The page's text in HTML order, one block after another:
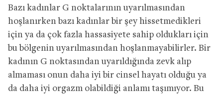
Bazı kadınlar G noktalarının uyarılmasından
hoşlanırken bazı kadınlar bir şey hissetmedikleri
için ya da çok fazla hassasiyete sahip oldukları için
bu bölgenin uyarılmasından hoşlanmayabilirler. Bir
kadının G noktasından uyarıldığında zevk alıp
almaması onun daha iyi bir cinsel hayatı olduğu ya
da daha iyi orgazm olabildiği anlamı taşımıyor. Bu